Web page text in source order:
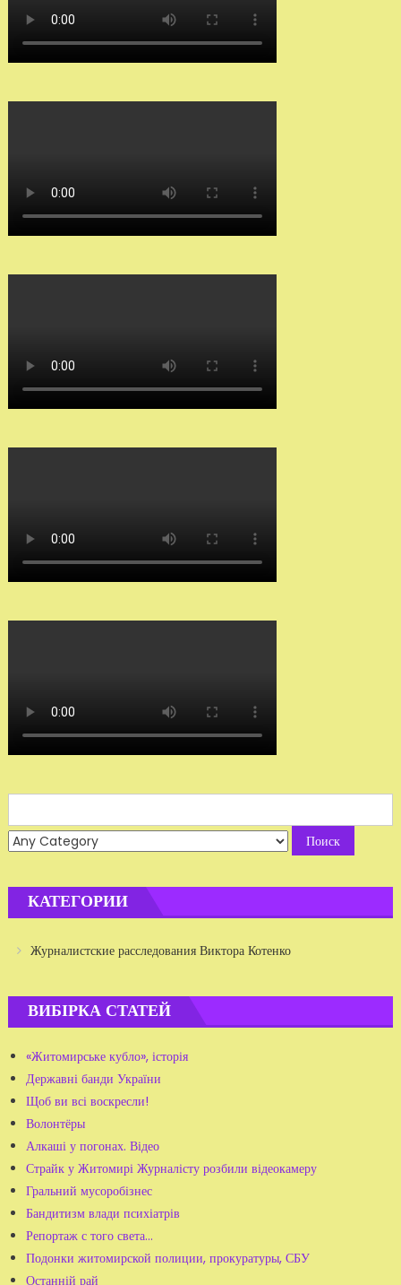
for:
КАТЕГОРИИ
Журналистские расследования Виктора Котенко
ВИБІРКА СТАТЕЙ
«Житомирське кубло», історія
Державні банди України
Щоб ви всі воскресли!
Волонтёры
Алкаші у погонах. Відео
Страйк у Житомирі Журналісту розбили відеокамеру
Гральний мусоробізнес
Бандитизм влади психіатрів
Репортаж с того света…
Подонки житомирской полиции, прокуратуры, СБУ
Останній рай